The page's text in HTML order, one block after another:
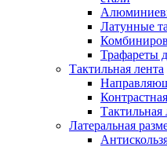
Латунные
Трафареты
Тактильная лента
Тактильная
Латеральная